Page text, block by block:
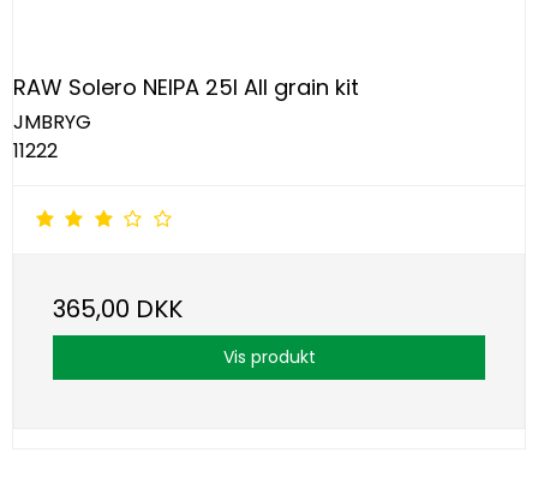
RAW Solero NEIPA 25l All grain kit
JMBRYG
11222
365,00 DKK
Vis produkt